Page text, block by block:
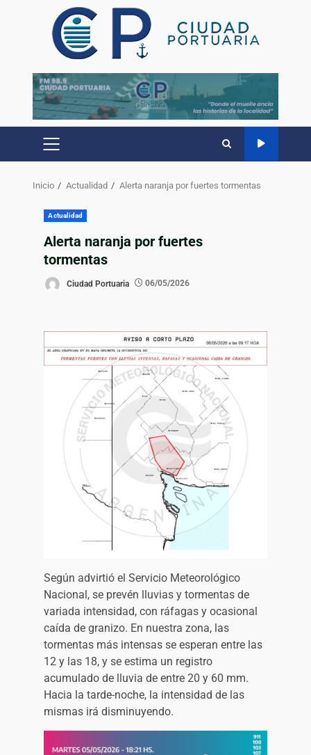
Inicio Actualidad Alerta naranja por fuertes tormentas
Actualidad
Alerta naranja por fuertes
tormentas
Ciudad Portuaria 06/05/2026
Según advirtió el Servicio Meteorológico
Nacional, se prevén lluvias y tormentas de
variada intensidad, con ráfagas y ocasional
caída de granizo. En nuestra zona, las
tormentas más intensas se esperan entre las
12 y las 18, y se estima un registro
acumulado de lluvia de entre 20 y 60 mm.
Hacia la tarde-noche, la intensidad de las
mismas irá disminuyendo.